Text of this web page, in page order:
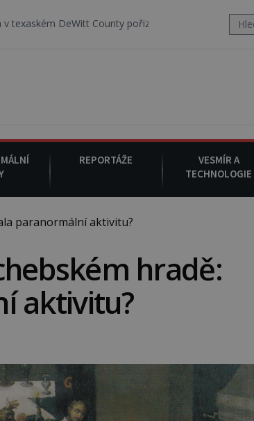
County pořizuje video, na kterém před jeho
REPORTÁŽE
VESMÍR A
TECHNOLOGIE
paranormální aktivitu?
hradě:
aktivitu?